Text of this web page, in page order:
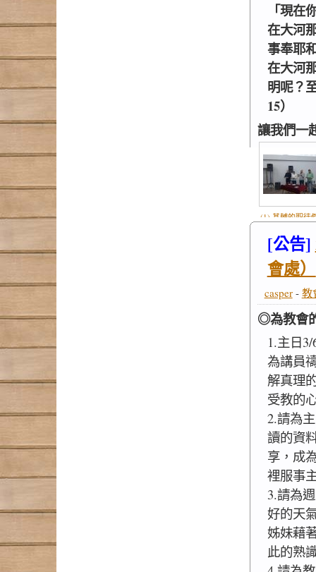
「現
在大河
事奉耶
在大河
明呢？
15）
讓我們一
(1) 基輔的聖徒
火中擘餅
[公告]
會處）
casper- 教
◎為教會
1.主日
為講員
解真理
受教的
2.請為
讀的資
享，成
裡服事
3.請為
好的天
姊妹藉
此的熟